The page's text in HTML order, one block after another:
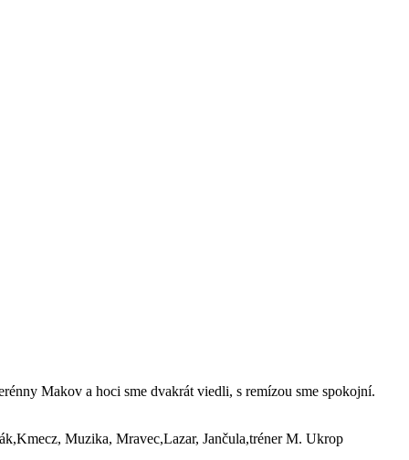
Makov a hoci sme dvakrát viedli, s remízou sme spokojní.
Muzika, Mravec,Lazar, Jančula,tréner M. Ukrop